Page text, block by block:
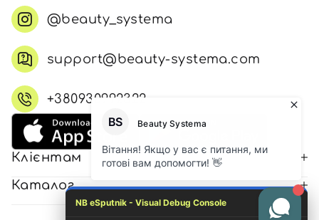
@beauty_systema
support@beauty-systema.com
+380930992322
Клієнтам
Каталог
NB eSputnik - Visual Debug Console